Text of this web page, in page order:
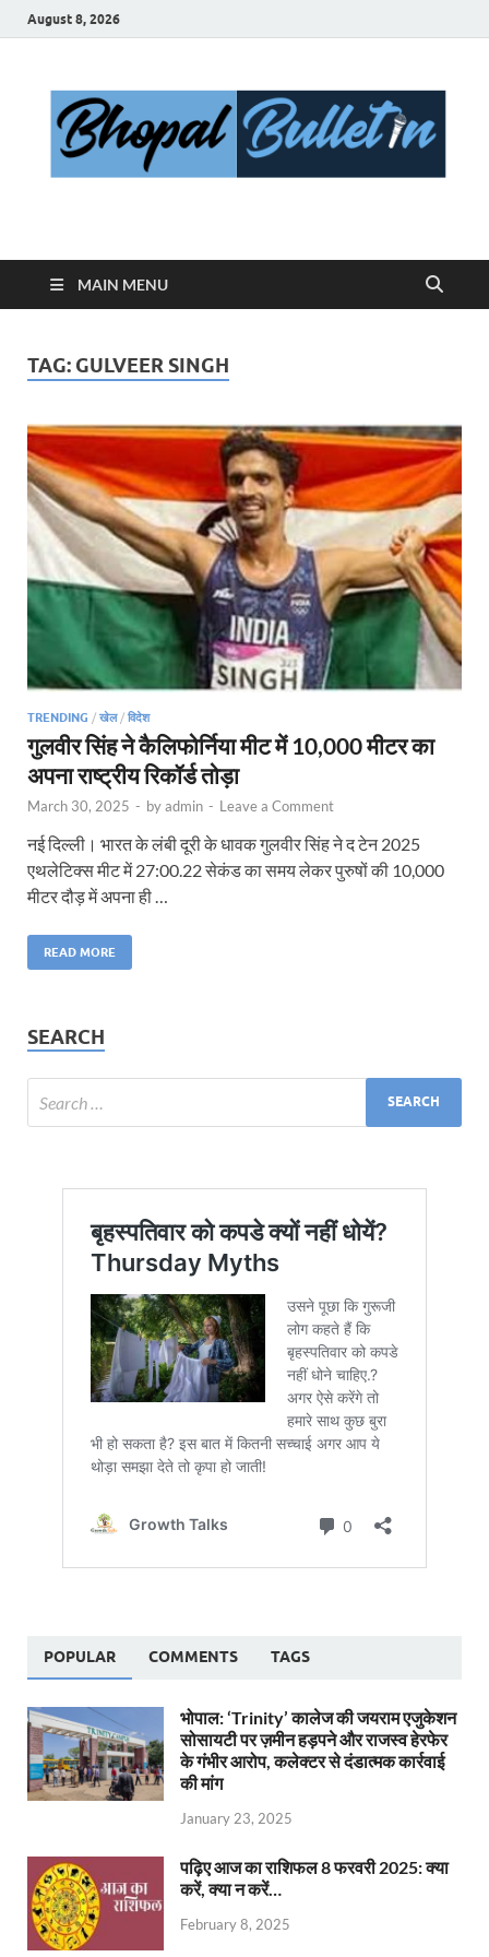
August 8, 2026
Bhopal Bulletin
MAIN MENU
TAG: GULVEER SINGH
TRENDING / खेल/ विदेश
गुलवीर सिंह ने कैलिफोर्निया मीट में 10,000 मीटर का
अपना राष्ट्रीय रिकॉर्ड तोड़ा
March 30, 2025 - byadmin - Leave a Comment
नई दिल्ली। भारत के लंबी दूरी के धावक गुलवीर सिंह ने द टेन 2025
एथलेटिक्स मीट में 27:00.22 सेकंड का समय लेकर पुरुषों की 10,000
मीटर दौड़ में अपना ही …
READ MORE
SEARCH
POPULAR COMMENTS TAGS
भोपाल: ‘Trinity’ कालेज की जयराम एजुकेशन
सोसायटी पर ज़मीन हड़पने और राजस्व हेरफेर
के गंभीर आरोप, कलेक्टर से दंडात्मक कार्रवाई
की मांग
January 23, 2025
पढ़िए आज का राशिफल 8 फरवरी 2025: क्या
करें, क्या न करें…
February 8, 2025